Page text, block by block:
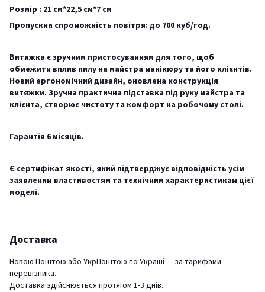
Розмір : 21 см*22,5 см*7 см
Пропускна спроможність повітря: до 700 куб/год.
Витяжка є зручним пристосуванням для того, щоб
обмежити вплив пилу на майстра манікюру та його клієнтів.
Новий ергономічний дизайн, оновлена конструкція
витяжки. Зручна практична підставка під руку майстра та
клієнта, створює чистоту та комфорт на робочому столі.
Гарантія 6 місяців.
Є сертифікат якості, який підтверджує відповідність усім
заявленим властивостям та технічним характеристикам цієї
моделі.
Доставка
Новою Поштою або УкрПоштою по Україні — за тарифами
перевізника.
Доставка здійснюється протягом 1-3 днів.